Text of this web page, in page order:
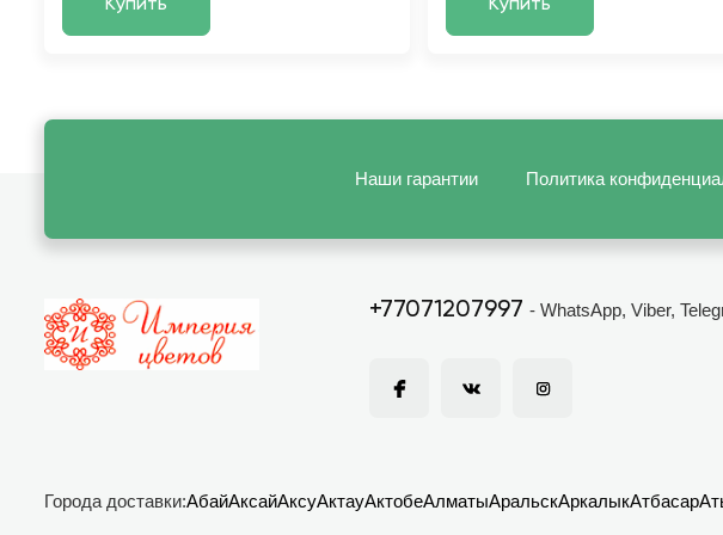
Купить Купить
Наши гарантии Политика
+77071207997 - WhatsApp, Viber,
Города доставки:АбайАксайАксуАктауАктобеАлматыАральскАркалыкАтбасар